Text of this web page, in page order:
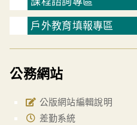
戶外教育填報專區
公務網站
公版網站編輯說明
差勤系統